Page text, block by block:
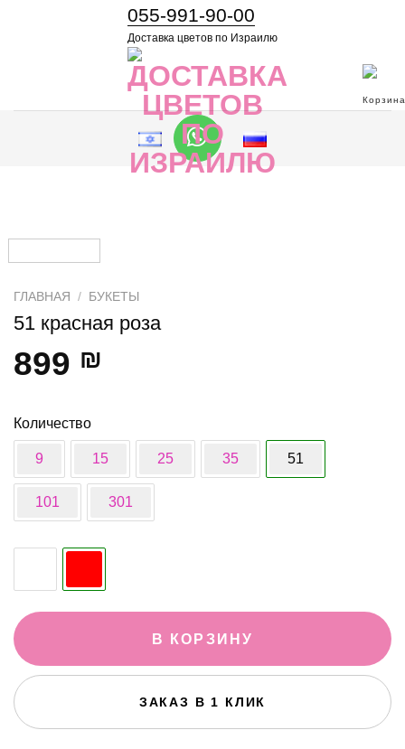
055-991-90-00
Доставка цветов по Израилю
ГЛАВНАЯ / БУКЕТЫ
51 красная роза
899 ₪
Количество
9 15 25 35 51
101 301
В КОРЗИНУ
ЗАКАЗ В 1 КЛИК